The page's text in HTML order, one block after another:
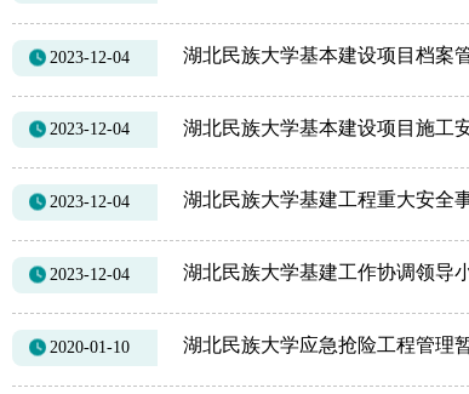
2023-12-04 湖北民族大学基本建设项目档案
2023-12-04 湖北民族大学基本建设项目施工
2023-12-04 湖北民族大学基建工程重大安全
2023-12-04 湖北民族大学基建工作协调领导
2020-01-10 湖北民族大学应急抢险工程管理